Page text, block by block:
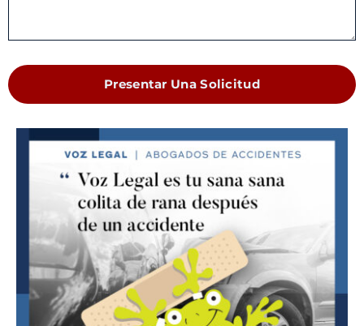
Presentar Una Solicitud